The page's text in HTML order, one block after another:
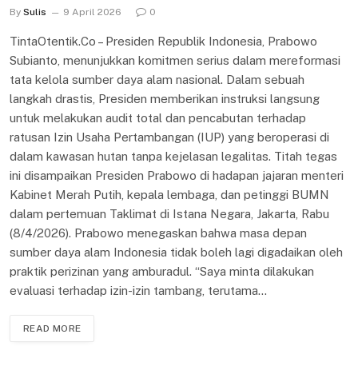
By Sulis 9 April 2026 0
TintaOtentik.Co – Presiden Republik Indonesia, Prabowo
Subianto, menunjukkan komitmen serius dalam mereformasi
tata kelola sumber daya alam nasional. Dalam sebuah
langkah drastis, Presiden memberikan instruksi langsung
untuk melakukan audit total dan pencabutan terhadap
ratusan Izin Usaha Pertambangan (IUP) yang beroperasi di
dalam kawasan hutan tanpa kejelasan legalitas. Titah tegas
ini disampaikan Presiden Prabowo di hadapan jajaran menteri
Kabinet Merah Putih, kepala lembaga, dan petinggi BUMN
dalam pertemuan Taklimat di Istana Negara, Jakarta, Rabu
(8/4/2026). Prabowo menegaskan bahwa masa depan
sumber daya alam Indonesia tidak boleh lagi digadaikan oleh
praktik perizinan yang amburadul. “Saya minta dilakukan
evaluasi terhadap izin-izin tambang, terutama…
READ MORE